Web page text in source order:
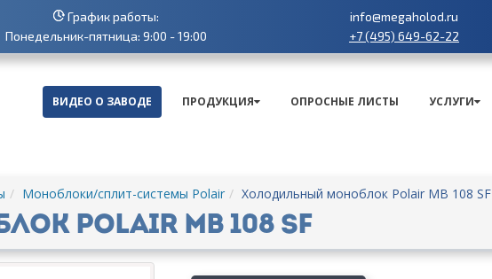
График работы:
Понедельник-пятница: 9:00 - 19:00
info@megaholod.ru
+7 (495) 649-62-22
ВИДЕО О ЗАВОДЕ ПРОДУКЦИЯ ОПРОСНЫЕ ЛИСТЫ УСЛУГИ
Моноблоки/сплит-системы Polair Холодильный моноблок Polair MB 108 SF
Polair MB 108 SF